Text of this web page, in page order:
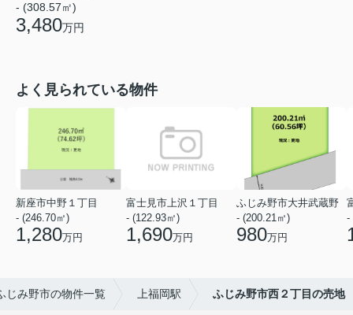
- (308.57㎡)
3,480万円
よく見られている物件
新座市中野１丁目
- (246.70㎡)
1,280万円
富士見市上沢１丁目
- (122.93㎡)
1,690万円
ふじみ野市大井武蔵野
- (200.21㎡)
980万円
-
じみ野市の物件一覧 上福岡駅 ふじみ野市西２丁目の売地